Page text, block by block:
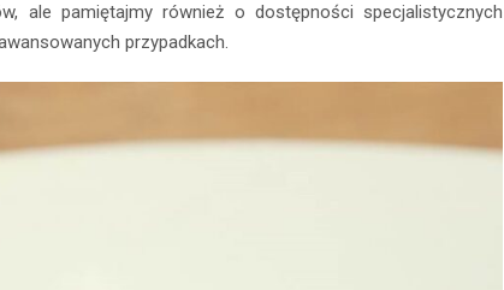
ale pamiętajmy również o dostępności specjalistycznych
przypadkach.